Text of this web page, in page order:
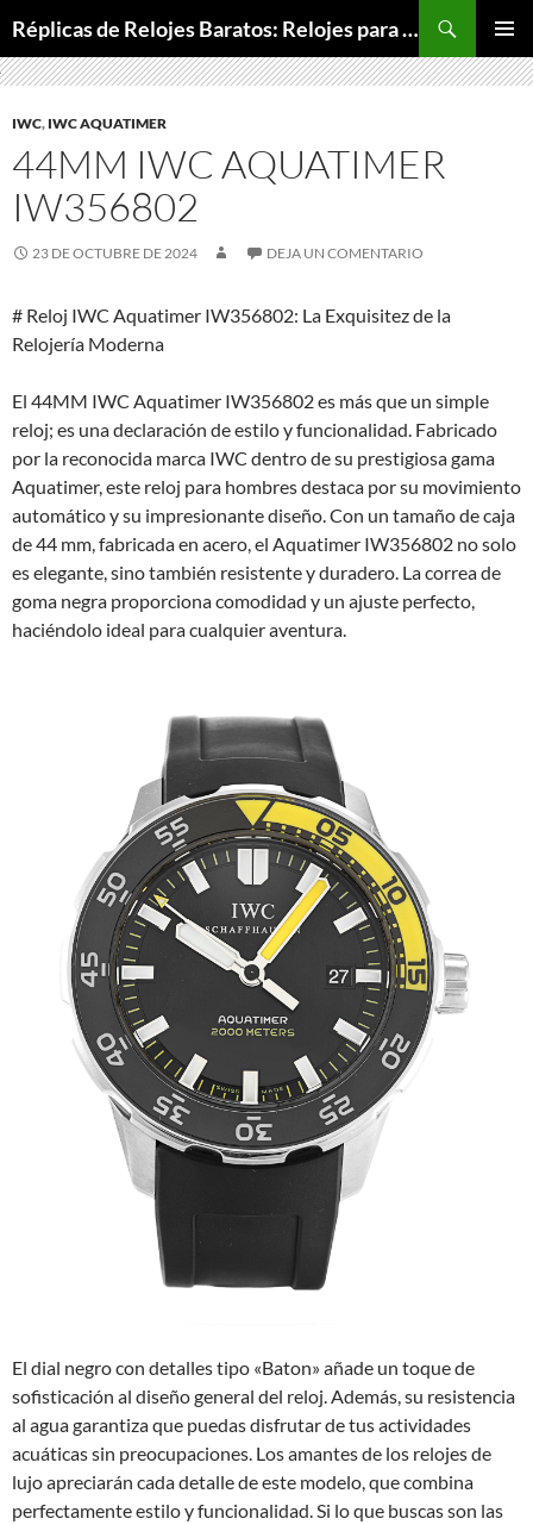
Réplicas de Relojes Baratos: Relojes para Todos los Bolsillos, Relojes de Lujo a Precios Bajos
MENÚ
AL
IWC, IWC AQUATIMER
44MM IWC AQUATIMER
IW356802
23 DE OCTUBRE DE 2024 DEJA UN COMENTARIO
# Reloj IWC Aquatimer IW356802: La Exquisitez de la
Relojería Moderna
El 44MM IWC Aquatimer IW356802 es más que un simple
reloj; es una declaración de estilo y funcionalidad. Fabricado
por la reconocida marca IWC dentro de su prestigiosa gama
Aquatimer, este reloj para hombres destaca por su movimiento
automático y su impresionante diseño. Con un tamaño de caja
de 44 mm, fabricada en acero, el Aquatimer IW356802 no solo
es elegante, sino también resistente y duradero. La correa de
goma negra proporciona comodidad y un ajuste perfecto,
haciéndolo ideal para cualquier aventura.
El dial negro con detalles tipo «Baton» añade un toque de
sofisticación al diseño general del reloj. Además, su resistencia
al agua garantiza que puedas disfrutar de tus actividades
acuáticas sin preocupaciones. Los amantes de los relojes de
lujo apreciarán cada detalle de este modelo, que combina
perfectamente estilo y funcionalidad. Si lo que buscas son las